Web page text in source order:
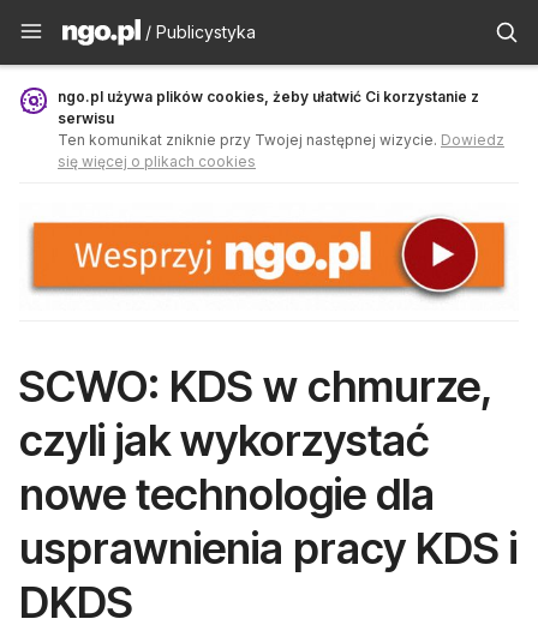
Publicystyka - ngo.pl
/ Publicystyka
ngo.pl używa plików cookies, żeby ułatwić Ci korzystanie z
serwisu
Ten komunikat zniknie przy Twojej następnej wizycie. Dowiedz
się więcej o plikach cookies
SCWO: KDS w chmurze,
czyli jak wykorzystać
nowe technologie dla
usprawnienia pracy KDS i
DKDS